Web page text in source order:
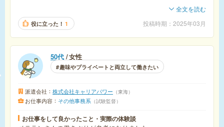
全文を読む
役に立った！ 1 投稿時期 2025年03月
50代 女性
趣味やプライベートと両立して働きたい
派遣会社 株式会社キャリアパワー 東海
お仕事内容 その他事務系 試験監督
お仕事をして良かったこと・実際の体験談